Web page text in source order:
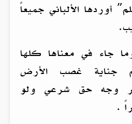
أوردها الألباني جميعاً
جاء في معناها كلها
جناية غصب الأرض
وجه حق شرعي ولو
.